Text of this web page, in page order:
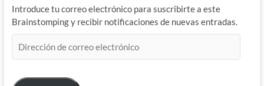
Introduce tu correo electrónico para suscribirte a este
Brainstomping y recibir notificaciones de nuevas entradas.
de
electrónico